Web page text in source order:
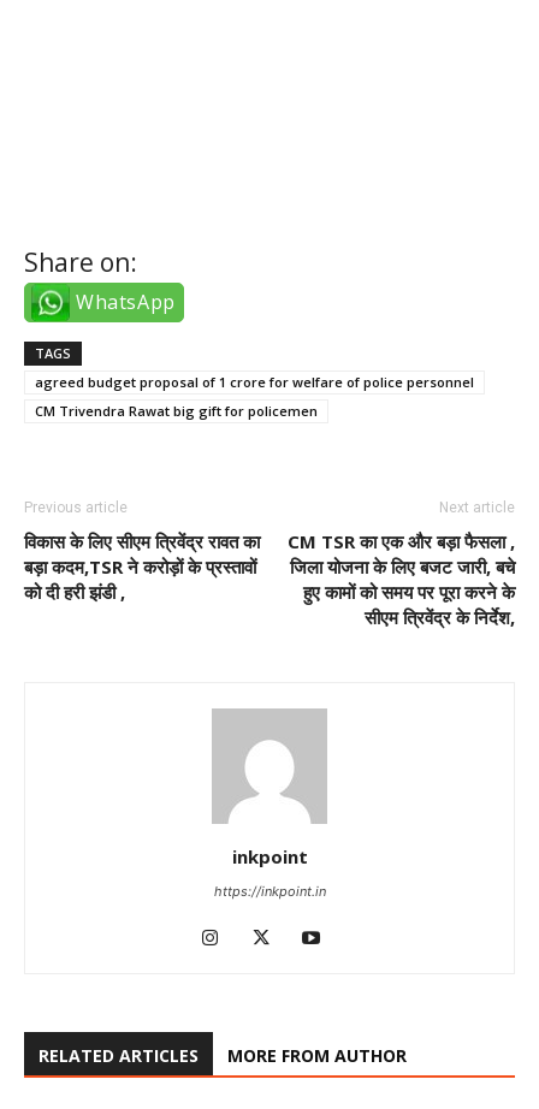
Share on:
WhatsApp
TAGS
agreed budget proposal of 1 crore for welfare of police personnel
CM Trivendra Rawat big gift for policemen
Previous article
विकास के लिए सीएम त्रिवेंद्र रावत का
बड़ा कदम,TSR ने करोड़ों के प्रस्तावों
को दी हरी झंडी ,
Next article
CM TSR का एक और बड़ा फैसला ,
जिला योजना के लिए बजट जारी, बचे
हुए कामों को समय पर पूरा करने के
सीएम त्रिवेंद्र के निर्देश,
inkpoint
https://inkpoint.in
RELATED ARTICLES MORE FROM AUTHOR